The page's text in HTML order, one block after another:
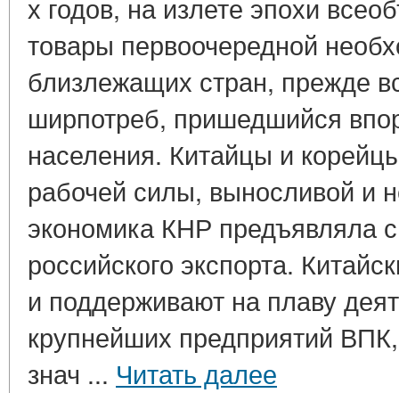
х годов, на излете эпохи
товары первоочередной
близлежащих стран, прежде
ширпотреб, пришедшийся
населения. Китайцы и
рабочей силы, выносливой и
экономика КНР предъявляла
российского экспорта.
и поддерживают на плаву
крупнейших предприятий
знач ... Читать далее